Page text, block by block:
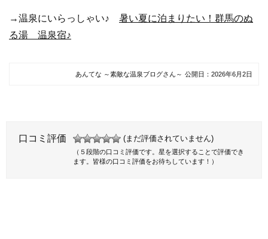
→温泉にいらっしゃい♪ 暑い夏に泊まりたい！群馬のぬ
る湯 温泉宿♪
あんてな ～素敵な温泉ブログさん～ 公開日： 2026年6月2日
口コミ評価 (まだ評価されていません)
（５段階の口コミ評価です。星を選択することで評価でき
ます。皆様の口コミ評価をお待ちしています！）